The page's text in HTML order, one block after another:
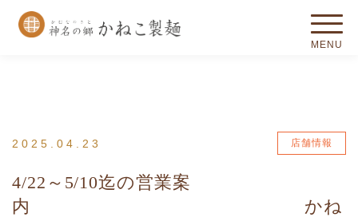
2025.04.23 店舗情報
4/22～5/10迄の営業案
内 かね